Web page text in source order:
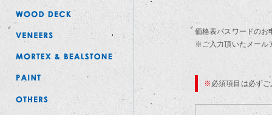
価格表パスワードのお
※ご入力頂いたメール
※必須項目は必ず